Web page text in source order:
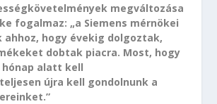
megváltozása
fogalmaz: „a Siemens mérnökei
ahhoz, hogy évekig dolgoztak,
dobtak piacra. Most, hogy
alatt kell
újra kell gondolnunk a